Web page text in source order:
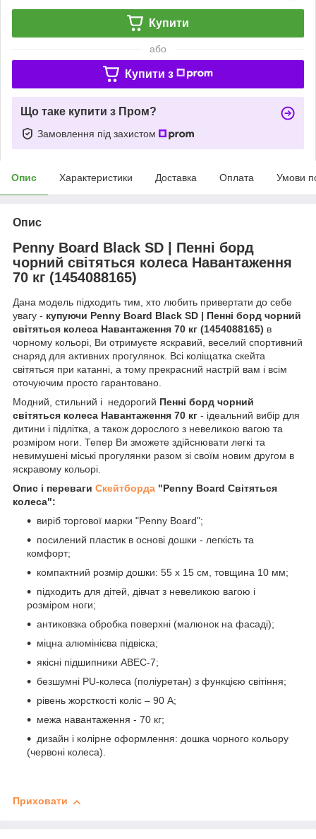
Купити
або
Купити з
Що таке купити з Пром?
Замовлення під захистом
Опис Характеристики Доставка Оплата Умови
Опис
Penny Board Black SD | Пенні борд
чорний світяться колеса Навантаження
70 кг (1454088165)
Дана модель підходить тим, хто любить привертати до себе
увагу - купуючи Penny Board Black SD | Пенні борд чорний
світяться колеса Навантаження 70 кг (1454088165) в
чорному кольорі, Ви отримуєте яскравий, веселий спортивний
снаряд для активних прогулянок. Всі коліщатка скейта
світяться при катанні, а тому прекрасний настрій вам і всім
оточуючим просто гарантовано.
Модний, стильний і недорогий Пенні борд чорний
світяться колеса Навантаження 70 кг - ідеальний вибір для
дитини і підлітка, а також дорослого з невеликою вагою та
розміром ноги. Тепер Ви зможете здійснювати легкі та
невимушені міські прогулянки разом зі своїм новим другом в
яскравому кольорі.
Опис і переваги Скейтборда "Penny Board Світяться
колеса":
виріб торгової марки "Penny Board";
посилений пластик в основі дошки - легкість та
комфорт;
компактний розмір дошки: 55 х 15 см, товщина 10 мм;
підходить для дітей, дівчат з невеликою вагою і
розміром ноги;
антиковзка обробка поверхні (малюнок на фасаді);
міцна алюмінієва підвіска;
якісні підшипники ABEC-7;
безшумні PU-колеса (поліуретан) з функцією світіння;
рівень жорсткості коліс – 90 А;
межа навантаження - 70 кг;
дизайн і колірне оформлення: дошка чорного кольору
(червоні колеса).
Приховати